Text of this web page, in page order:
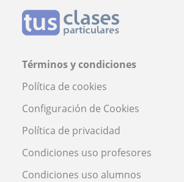
Términos y condiciones
Política de cookies
Configuración de Cookies
Política de privacidad
Condiciones uso profesores
Condiciones uso alumnos